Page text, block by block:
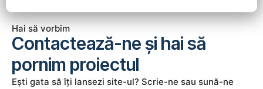
Hai să vorbim
Contactează-ne și hai să
pornim proiectul
Ești gata să îți lansezi site-ul? Scrie-ne sau sună-ne